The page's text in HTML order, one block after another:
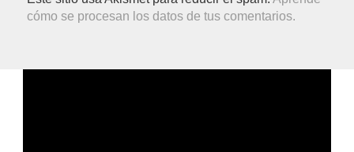
cómo se procesan los datos de tus comentarios.